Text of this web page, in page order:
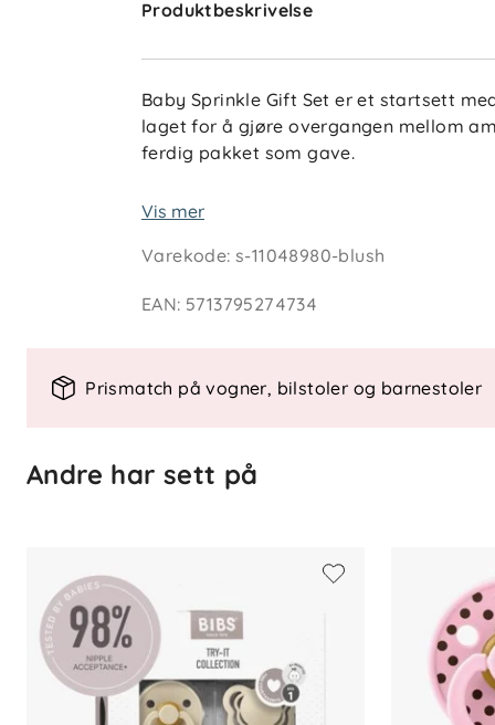
Produktbeskrivelse
Baby Sprinkle Gift Set er et startsett
laget for å gjøre overgangen mellom
ferdig pakket som gave.
Den runde flaskesmokken og
ventil i smokken som bidrar til å
- Startsett med 1 flaske og 2 smokker -
Materialer
- Steriliser alle flaskedeler i kokende
før hver bruk av flasken anbefales -
flasken - Flasken må aldri være lukket
oppvaskmaskin i øverste hylle, unntatt
før første bruk og kontroller sugedelen
Vis mer
Varekode:s-11048980-blush
EAN: 5713795274734
Prismatch på vogner, bilstoler og barnestoler
Andre har sett på